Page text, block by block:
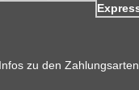
zu den Zahlungsarten